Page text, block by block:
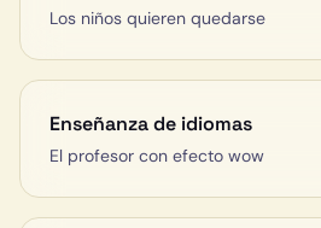
Los niños quieren quedarse
Enseñanza de idiomas
El profesor con efecto wow